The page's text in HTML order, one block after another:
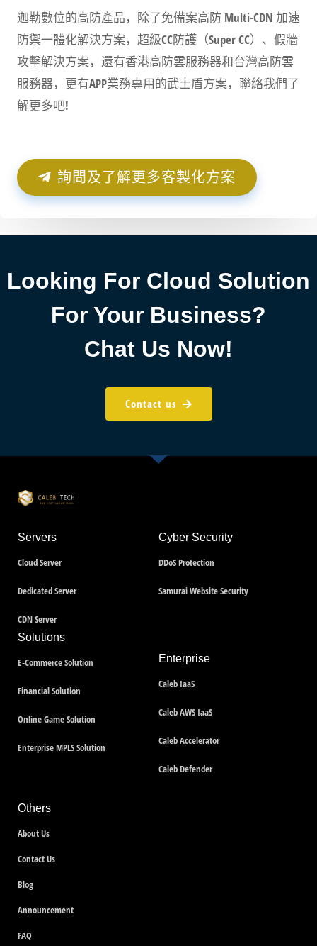
迦勒數位的高防產品，除了免備案高防 Multi-CDN 加速
防禦一體化解決方案，超級CC防護（Super CC）、假牆
攻擊解決方案，還有香港高防雲服務器和台灣高防雲
服務器，更有APP業務專用的武士盾方案，聯絡我們了
解更多吧!
詢問及了解更多客製化方案
Looking For Cloud Solution
For Your Business?
Chat Us Now!
Contact us
Servers
Cloud Server
Dedicated Server
CDN Server
Cyber Security
DDoS Protection
Samurai Website Security
Solutions
E-Commerce Solution
Financial Solution
Online Game Solution
Enterprise MPLS Solution
Enterprise
Caleb IaaS
Caleb AWS IaaS
Caleb Accelerator
Caleb Defender
Others
About Us
Contact Us
Blog
Announcement
FAQ